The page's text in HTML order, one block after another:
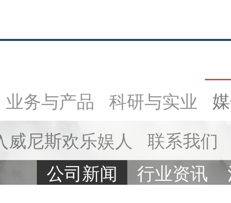
业务与产品 科研与实业
威尼斯欢乐娱人 联系我们
公司新闻 行业资讯